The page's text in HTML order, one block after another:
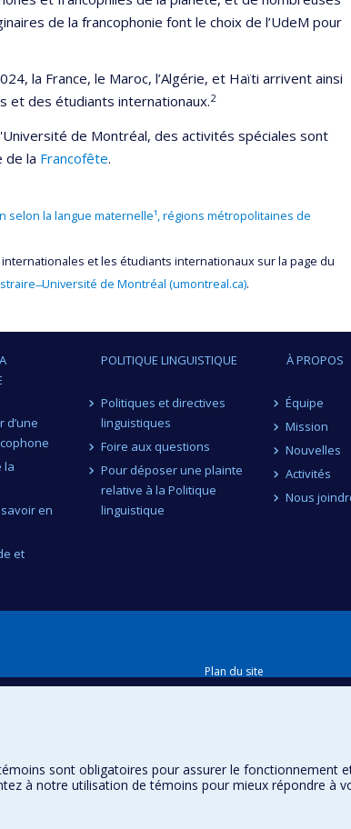
de la francophonie font le choix de l’UdeM pour
la France, le Maroc, l’Algérie, et Haïti arrivent ainsi
et des étudiants internationaux.2
de Montréal, des activités spéciales sont
de la Francofête.
selon la langue maternelle¹, régions métropolitaines de
et les étudiants internationaux sur la page du
Université de Montréal (umontreal.ca).
la
en
et
POLITIQUE LINGUISTIQUE
Politiques et directives
linguistiques
Foire aux questions
Pour déposer une plainte
relative à la Politique
linguistique
À PROPOS
Équipe
Mission
Nouvelles
Activités
Nous
Plan du site
sont obligatoires pour assurer le fonctionnement
à notre utilisation de témoins pour mieux répondre à